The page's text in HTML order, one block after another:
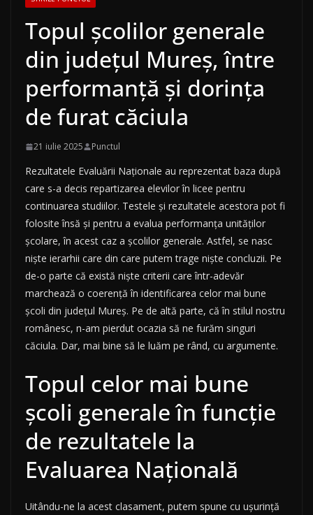
Topul școlilor generale
din județul Mureș, între
performanță și dorința
de furat căciula
21 iulie 2025 Punctul
Rezultatele Evaluării Naționale au reprezentat baza după
care s-a decis repartizarea elevilor în licee pentru
continuarea studiilor. Testele și rezultatele acestora pot fi
folosite însă și pentru a evalua performanța unităților
școlare, în acest caz a școlilor generale. Astfel, se nasc
niște ierarhii care din care putem trage niște concluzii. Pe
de-o parte că există niște criterii care într-adevăr
marchează o coerență în identificarea celor mai bune
școli din județul Mureș. Pe de altă parte, că în stilul nostru
românesc, n-am pierdut ocazia să ne furăm singuri
căciula. Dar, mai bine să le luăm pe rând, cu argumente.
Topul celor mai bune
școli generale în funcție
de rezultatele la
Evaluarea Națională
Uitându-ne la acest clasament, putem spune cu ușurință